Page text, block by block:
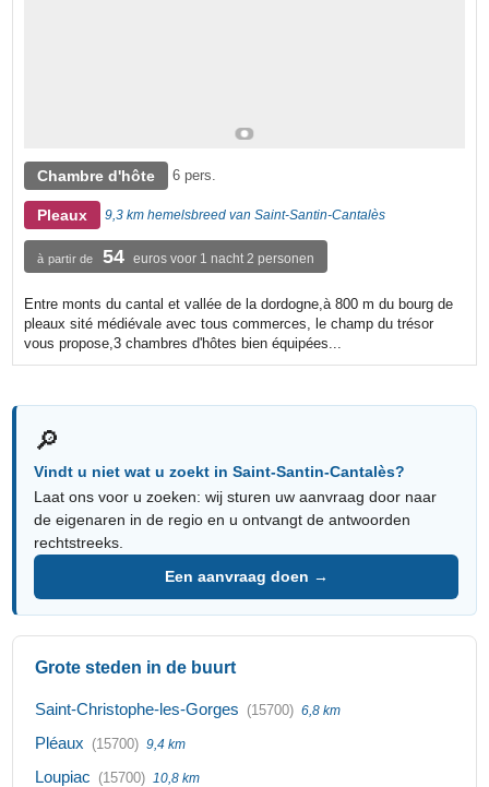
Chambre d'hôte 6 pers.
Pleaux 9,3 km hemelsbreed van Saint-Santin-Cantalès
à partir de 54 euros voor 1 nacht 2 personen
Entre monts du cantal et vallée de la dordogne,à 800 m du bourg de
pleaux sité médiévale avec tous commerces, le champ du trésor
vous propose,3 chambres d'hôtes bien équipées...
🔎
Vindt u niet wat u zoekt in Saint-Santin-Cantalès?
Laat ons voor u zoeken: wij sturen uw aanvraag door naar
de eigenaren in de regio en u ontvangt de antwoorden
rechtstreeks.
Een aanvraag doen →
Grote steden in de buurt
Saint-Christophe-les-Gorges (15700) 6,8 km
Pléaux (15700) 9,4 km
Loupiac (15700) 10,8 km